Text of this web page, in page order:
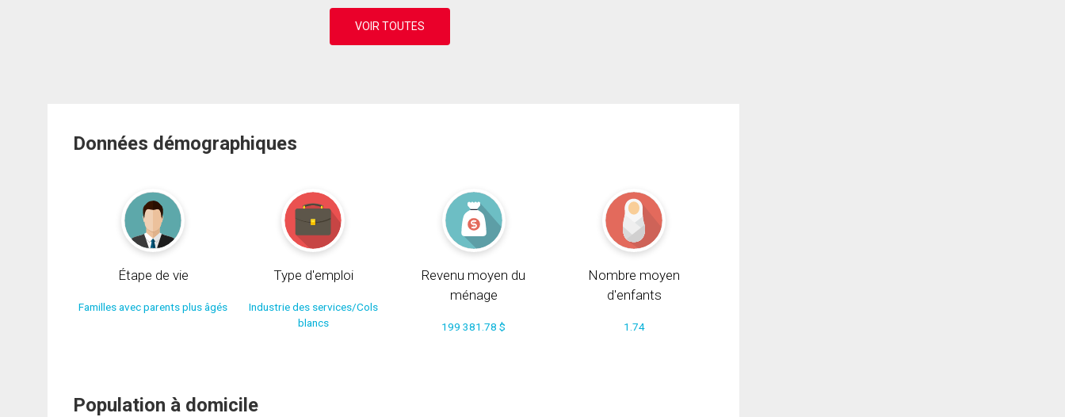
Données démographiques
Étape de vie
Familles avec parents plus âgés
Type d'emploi
Industrie des services/Cols
blancs
Revenu moyen du
ménage
199 381.78 $
Nombre moyen
d'enfants
1.74
Population à domicile